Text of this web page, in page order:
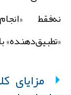
مزایای